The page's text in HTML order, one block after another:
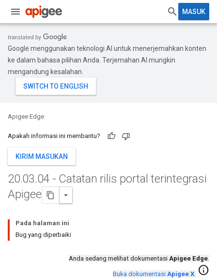
MASUK
Google menggunakan teknologi AI untuk menerjemahkan konten
ke dalam bahasa pilihan Anda. Terjemahan AI mungkin
mengandung kesalahan.
Apigee Edge
Apakah informasi ini membantu?
KIRIM MASUKAN
20.03.04 - Catatan rilis portal terintegrasi
Apigee
Pada halaman ini
Bug yang diperbaiki
Anda sedang melihat dokumentasi Apigee Edge.
Buka dokumentasi Apigee X. info